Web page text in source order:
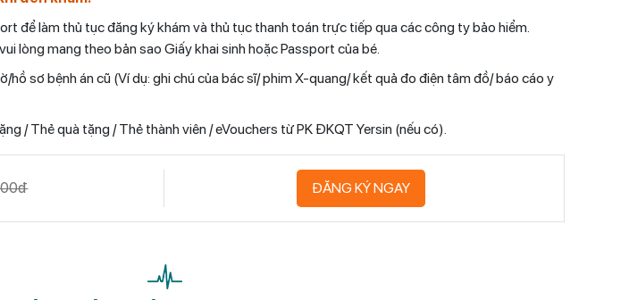
để làm thủ tục đăng ký khám và thủ tục thanh toán trực tiếp qua các công ty bảo hiểm.
lòng mang theo bản sao Giấy khai sinh hoặc Passport của bé.
sơ bệnh án cũ (Ví dụ: ghi chú của bác sĩ/ phim X-quang/ kết quả đo điện tâm đồ/ báo cáo y
/ Thẻ quà tặng / Thẻ thành viên / eVouchers từ PK ĐKQT Yersin (nếu có).
ĐĂNG KÝ NGAY